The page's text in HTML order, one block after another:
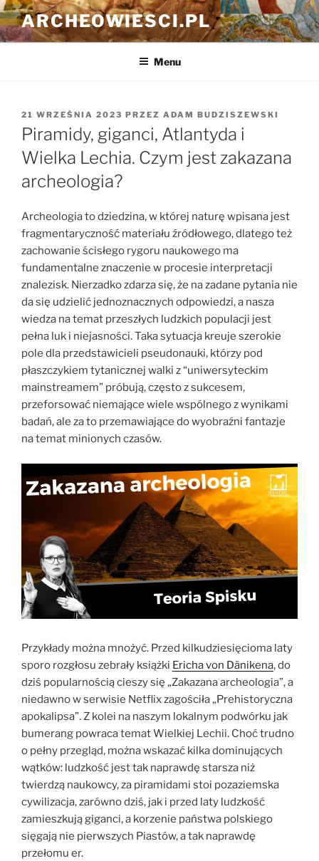
Przejdź
do
treści
ARCHEOWIESCI.PL
Menu
OPUBLIKOWANE
W
21 WRZEŚNIA 2023 PRZEZ ADAM BUDZISZEWSKI
Piramidy, giganci, Atlantyda i
Wielka Lechia. Czym jest zakazana
archeologia?
Archeologia to dziedzina, w której naturę wpisana jest
fragmentaryczność materiału źródłowego, dlatego też
zachowanie ścisłego rygoru naukowego ma
fundamentalne znaczenie w procesie interpretacji
znalezisk. Nierzadko zdarza się, że na zadane pytania nie
da się udzielić jednoznacznych odpowiedzi, a nasza
wiedza na temat przeszłych ludzkich populacji jest
pełna luk i niejasności. Taka sytuacja kreuje szerokie
pole dla przedstawicieli pseudonauki, którzy pod
płaszczykiem tytanicznej walki z “uniwersyteckim
mainstreamem” próbują, często z sukcesem,
przeforsować niemające wiele wspólnego z wynikami
badań, ale za to przemawiające do wyobraźni fantazje
na temat minionych czasów.
Przykłady można mnożyć. Przed kilkudziesięcioma laty
sporo rozgłosu zebrały książki Ericha von Dänikena, do
dziś popularnością cieszy się „Zakazana archeologia”, a
niedawno w serwisie Netflix zagościła „Prehistoryczna
apokalipsa”. Z kolei na naszym lokalnym podwórku jak
bumerang powraca temat Wielkiej Lechii. Choć trudno
o pełny przegląd, można wskazać kilka dominujących
wątków: ludzkość jest tak naprawdę starsza niż
twierdzą naukowcy, za piramidami stoi pozaziemska
cywilizacja, zarówno dziś, jak i przed laty ludzkość
zamieszkują giganci, a korzenie państwa polskiego
sięgają nie pierwszych Piastów, a tak naprawdę
przełomu er.